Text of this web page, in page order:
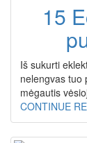
15
Iš sukurti
nelengvas tuo
mėgautis
CONTINUE